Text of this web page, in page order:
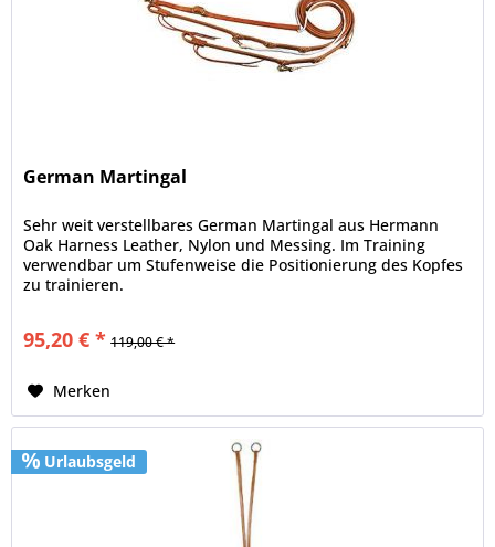
German Martingal
Sehr weit verstellbares German Martingal aus Hermann
Oak Harness Leather, Nylon und Messing. Im Training
verwendbar um Stufenweise die Positionierung des Kopfes
zu trainieren.
95,20 € * 119,00 € *
Merken
Urlaubsgeld